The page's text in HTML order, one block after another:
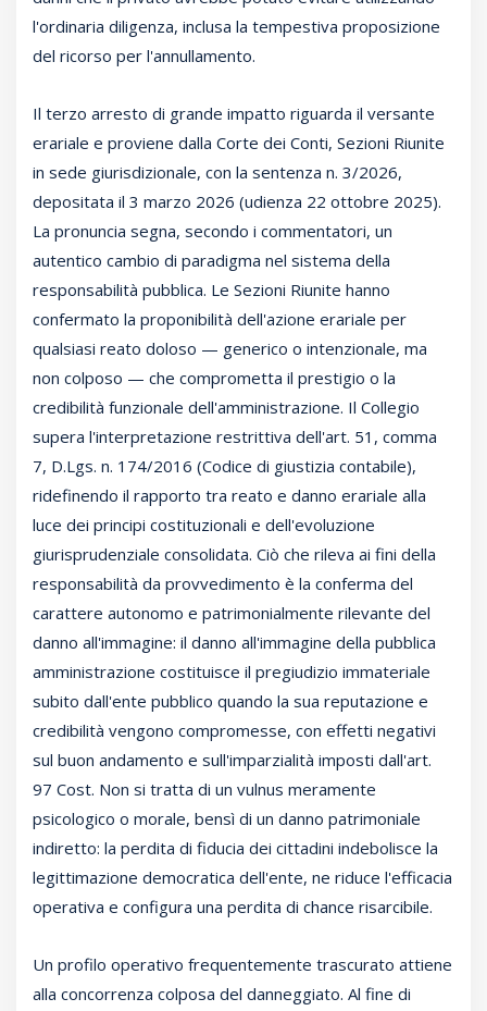
l'ordinaria diligenza, inclusa la tempestiva proposizione
del ricorso per l'annullamento.
Il terzo arresto di grande impatto riguarda il versante
erariale e proviene dalla Corte dei Conti, Sezioni Riunite
in sede giurisdizionale, con la sentenza n. 3/2026,
depositata il 3 marzo 2026 (udienza 22 ottobre 2025).
La pronuncia segna, secondo i commentatori, un
autentico cambio di paradigma nel sistema della
responsabilità pubblica. Le Sezioni Riunite hanno
confermato la proponibilità dell'azione erariale per
qualsiasi reato doloso — generico o intenzionale, ma
non colposo — che comprometta il prestigio o la
credibilità funzionale dell'amministrazione. Il Collegio
supera l'interpretazione restrittiva dell'art. 51, comma
7, D.Lgs. n. 174/2016 (Codice di giustizia contabile),
ridefinendo il rapporto tra reato e danno erariale alla
luce dei principi costituzionali e dell'evoluzione
giurisprudenziale consolidata. Ciò che rileva ai fini della
responsabilità da provvedimento è la conferma del
carattere autonomo e patrimonialmente rilevante del
danno all'immagine: il danno all'immagine della pubblica
amministrazione costituisce il pregiudizio immateriale
subito dall'ente pubblico quando la sua reputazione e
credibilità vengono compromesse, con effetti negativi
sul buon andamento e sull'imparzialità imposti dall'art.
97 Cost. Non si tratta di un vulnus meramente
psicologico o morale, bensì di un danno patrimoniale
indiretto: la perdita di fiducia dei cittadini indebolisce la
legittimazione democratica dell'ente, ne riduce l'efficacia
operativa e configura una perdita di chance risarcibile.
Un profilo operativo frequentemente trascurato attiene
alla concorrenza colposa del danneggiato. Al fine di